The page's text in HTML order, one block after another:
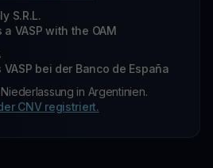
S.R.L.
VASP with the OAM
bei der Banco de España
in Argentinien.
CNV registriert.